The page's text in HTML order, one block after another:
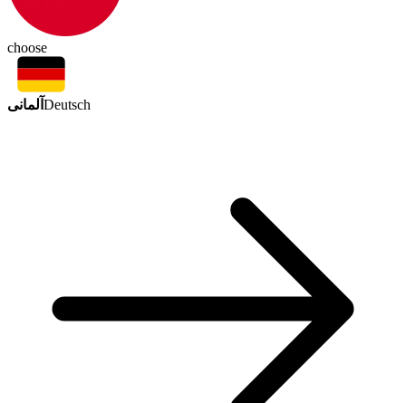
choose
آلمانی Deutsch